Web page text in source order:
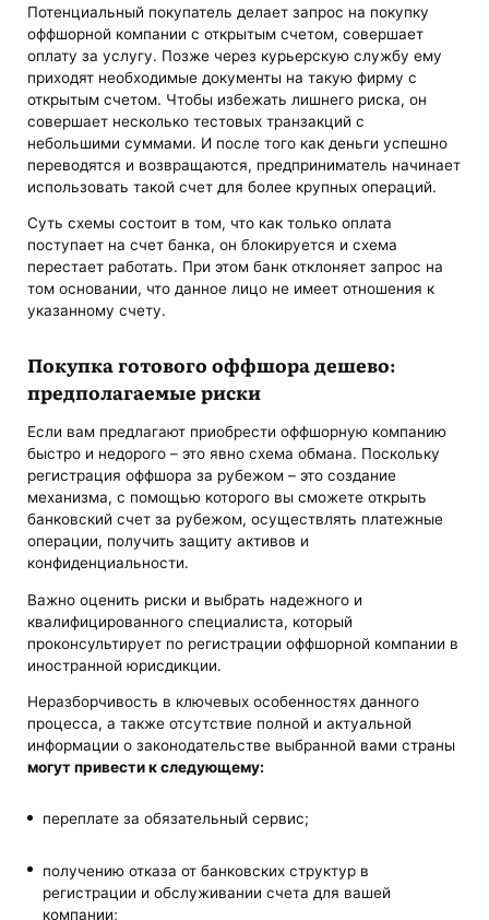
Потенциальный покупатель делает запрос на покупку
оффшорной компании с открытым счетом, совершает
оплату за услугу. Позже через курьерскую службу ему
приходят необходимые документы на такую фирму с
открытым счетом. Чтобы избежать лишнего риска, он
совершает несколько тестовых транзакций с
небольшими суммами. И после того как деньги успешно
переводятся и возвращаются, предприниматель начинает
использовать такой счет для более крупных операций.
Суть схемы состоит в том, что как только оплата
поступает на счет банка, он блокируется и схема
перестает работать. При этом банк отклоняет запрос на
том основании, что данное лицо не имеет отношения к
указанному счету.
Покупка готового оффшора дешево:
предполагаемые риски
Если вам предлагают приобрести оффшорную компанию
быстро и недорого – это явно схема обмана. Поскольку
регистрация оффшора за рубежом – это создание
механизма, с помощью которого вы сможете открыть
банковский счет за рубежом, осуществлять платежные
операции, получить защиту активов и
конфиденциальности.
Важно оценить риски и выбрать надежного и
квалифицированного специалиста, который
проконсультирует по регистрации оффшорной компании в
иностранной юрисдикции.
Неразборчивость в ключевых особенностях данного
процесса, а также отсутствие полной и актуальной
информации о законодательстве выбранной вами страны
могут привести к следующему:
переплате за обязательный сервис;
получению отказа от банковских структур в
регистрации и обслуживании счета для вашей
компании;